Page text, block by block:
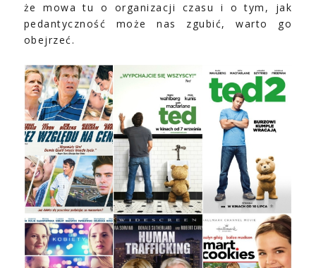
że mowa tu o organizacji czasu i o tym, jak
pedantyczność może nas zgubić, warto go
obejrzeć.